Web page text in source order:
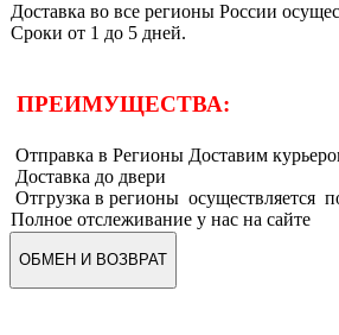
Доставка во все регионы России
Сроки от 1 до 5 дней.
ПРЕИМУЩЕСТВА:
Отправка в Регионы Доставим
Доставка до двери
Отгрузка в регионы осуществляется
Полное отслеживание у нас на сайте
ОБМЕН И ВОЗВРАТ